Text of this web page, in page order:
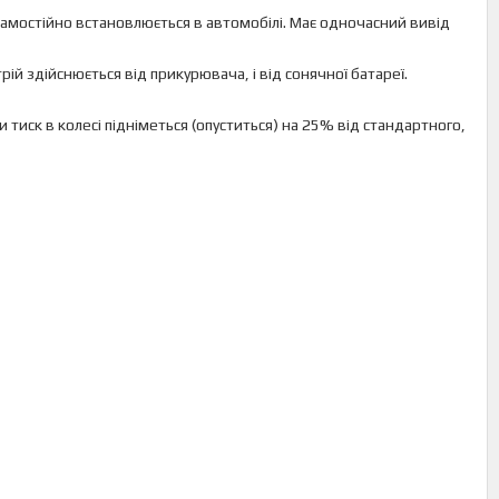
встановлюється в автомобілі. Має одночасний вивід
від прикурювача, і від сонячної батареї.
в колесі підніметься (опуститься) на 25% від стандартного,